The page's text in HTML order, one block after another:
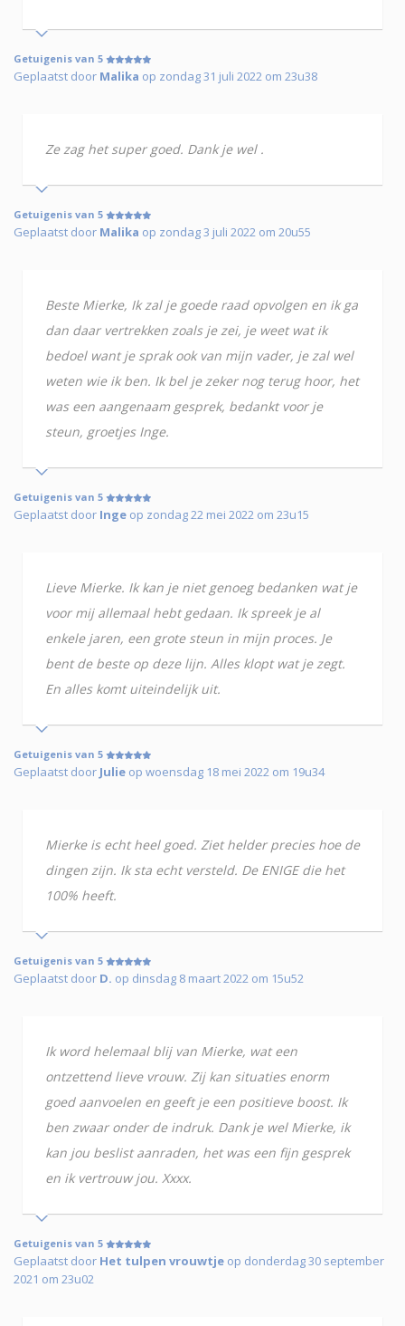
Getuigenis van 5
Geplaatst door Malika op zondag 31 juli 2022 om 23u38
Ze zag het super goed. Dank je wel .
Getuigenis van 5
Geplaatst door Malika op zondag 3 juli 2022 om 20u55
Beste Mierke, Ik zal je goede raad opvolgen en ik ga
dan daar vertrekken zoals je zei, je weet wat ik
bedoel want je sprak ook van mijn vader, je zal wel
weten wie ik ben. Ik bel je zeker nog terug hoor, het
was een aangenaam gesprek, bedankt voor je
steun, groetjes Inge.
Getuigenis van 5
Geplaatst door Inge op zondag 22 mei 2022 om 23u15
Lieve Mierke. Ik kan je niet genoeg bedanken wat je
voor mij allemaal hebt gedaan. Ik spreek je al
enkele jaren, een grote steun in mijn proces. Je
bent de beste op deze lijn. Alles klopt wat je zegt.
En alles komt uiteindelijk uit.
Getuigenis van 5
Geplaatst door Julie op woensdag 18 mei 2022 om 19u34
Mierke is echt heel goed. Ziet helder precies hoe de
dingen zijn. Ik sta echt versteld. De ENIGE die het
100% heeft.
Getuigenis van 5
Geplaatst door D. op dinsdag 8 maart 2022 om 15u52
Ik word helemaal blij van Mierke, wat een
ontzettend lieve vrouw. Zij kan situaties enorm
goed aanvoelen en geeft je een positieve boost. Ik
ben zwaar onder de indruk. Dank je wel Mierke, ik
kan jou beslist aanraden, het was een fijn gesprek
en ik vertrouw jou. Xxxx.
Getuigenis van 5
Geplaatst door Het tulpen vrouwtje op donderdag 30 september
2021 om 23u02